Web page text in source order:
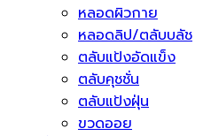
หลอดผิวกาย
หลอดลิป/ตลับบลัช
ตลับแป้งอัดแข็ง
ตลับคุชชั่น
ตลับแป้งฝุ่น
ขวดออย